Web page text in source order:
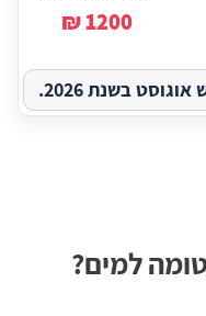
1200 ₪
בשנת 2026.
למים?